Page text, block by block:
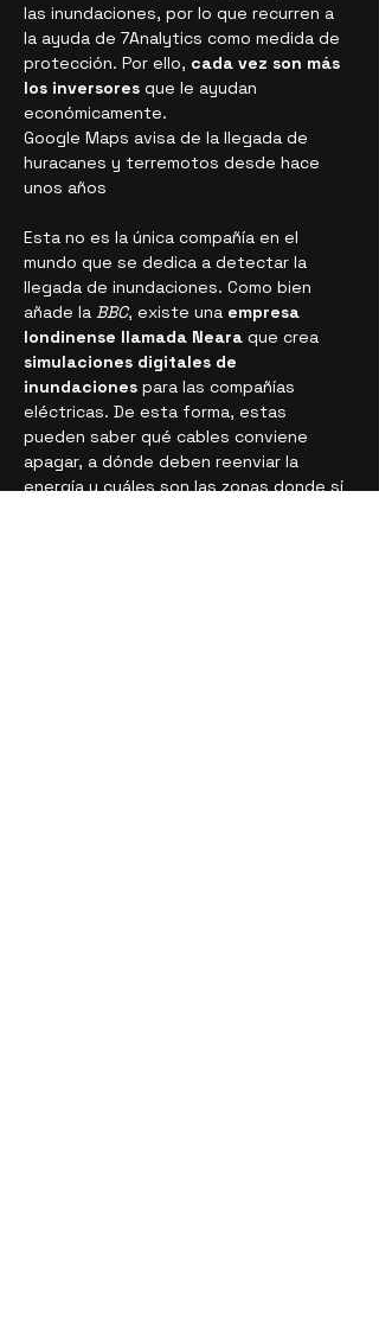
las inundaciones, por lo que recurren a
la ayuda de 7Analytics como medida de
protección. Por ello, cada vez son más
los inversores que le ayudan
económicamente.
Google Maps avisa de la llegada de
huracanes y terremotos desde hace
unos años
Esta no es la única compañía en el
mundo que se dedica a detectar la
llegada de inundaciones. Como bien
añade la BBC, existe una empresa
londinense llamada Neara que crea
simulaciones digitales de
inundaciones para las compañías
eléctricas. De esta forma, estas
pueden saber qué cables conviene
apagar, a dónde deben reenviar la
energía y cuáles son las zonas donde sí